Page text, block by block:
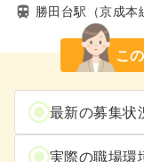
勝田台駅（京成本
こ
最新の募集状
実際の職場環